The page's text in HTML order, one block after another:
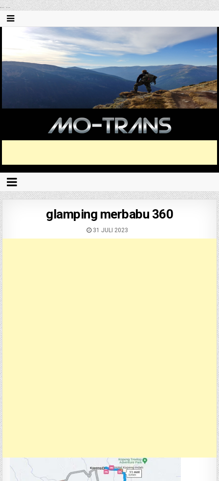
......
glamping merbabu 360
31 JULI 2023